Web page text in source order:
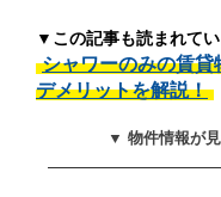
▼この記事も読まれて
シャワーのみの賃貸
デメリットを解説！
▼ 物件情報が